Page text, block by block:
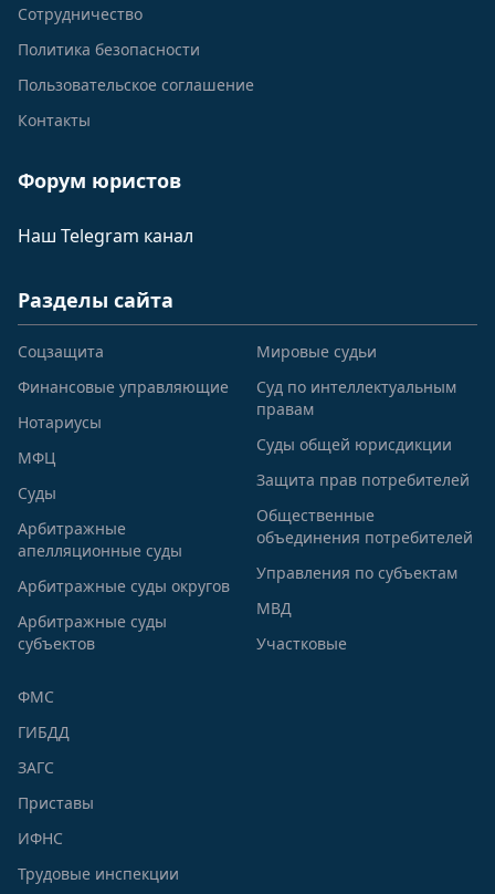
Сотрудничество
Политика безопасности
Пользовательское соглашение
Контакты
Форум юристов
Наш Telegram канал
Разделы сайта
Соцзащита
Финансовые управляющие
Нотариусы
МФЦ
Суды
Арбитражные
апелляционные суды
Арбитражные суды округов
Арбитражные суды
субъектов
Мировые судьи
Суд по интеллектуальным
правам
Суды общей юрисдикции
Защита прав потребителей
Общественные
объединения потребителей
Управления по субъектам
МВД
Участковые
ФМС
ГИБДД
ЗАГС
Приставы
ИФНС
Трудовые инспекции